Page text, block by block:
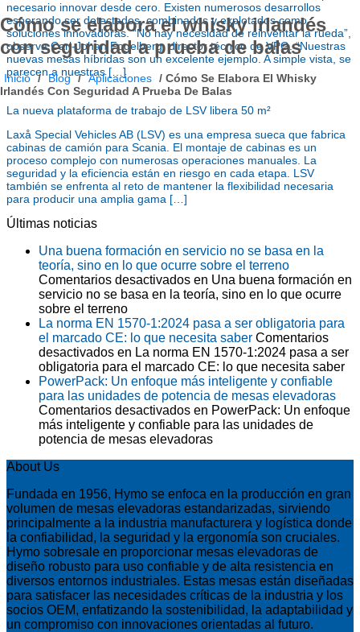
Cómo se elabora el whisky irlandés
con seguridad a prueba de balas
Inicio / Blog / Aplicaciones / Cómo Se Elabora El Whisky
Irlandés Con Seguridad A Prueba De Balas
necesario innovar desde cero. Existen numerosos desarrollos
esperando ser detectados, combinados y explotados como
soluciones innovadoras. “No hay necesidad de reinventar la rueda”,
observa Carl-Johan Fogelberg, director técnico de VPG. “Nuestras
nuevas mesas híbridas son un excelente ejemplo. A simple vista, se
parecen a nuestras […]
La nueva plataforma de trabajo de LSV libera 50 m²
Laxå Special Vehicles AB (LSV) es una empresa sueca que fabrica
cabinas de camión para Scania. El montaje de cabinas es un
proceso complejo con numerosas operaciones manuales. La
seguridad y la eficiencia están en riesgo en cada etapa. LSV
también se enfrenta al reto de mantener la flexibilidad necesaria
para producir una amplia gama […]
Últimas noticias
Una buena formación en servicio no se basa en la
teoría, sino en lo que ocurre sobre el terreno
Comentarios desactivados en Una buena formación en
servicio no se basa en la teoría, sino en lo que ocurre
sobre el terreno
La norma EN 1570-1:2024 pasa a ser obligatoria para
el marcado CE: lo que necesita saber Comentarios
desactivados en La norma EN 1570-1:2024 pasa a ser
obligatoria para el marcado CE: lo que necesita saber
PowerPack: Un enfoque más inteligente y confiable
para las unidades de potencia de mesas elevadoras
Comentarios desactivados en PowerPack: Un enfoque
más inteligente y confiable para las unidades de
potencia de mesas elevadoras
About Us
Fundada en 1956, Hymo se enfoca en la producción en gran
volumen de mesas elevadoras estandarizadas, sirviendo
principalmente a la industria manufacturera y logística donde
la confiabilidad, la seguridad y la ergonomía son cruciales.
Hymo sobresale en proporcionar mesas elevadoras de
diseño robusto para uso confiable y de alta resistencia en
diversos entornos industriales. Estas mesas están diseñadas
para satisfacer las necesidades críticas de la industria y los
socios OEM, enfatizando la sostenibilidad, la adaptabilidad y
un compromiso con innovaciones orientadas al futuro.